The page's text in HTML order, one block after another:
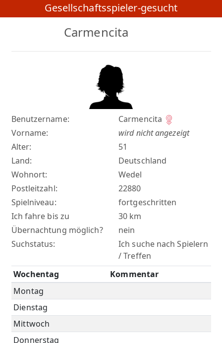
Gesellschaftsspieler-gesucht
Carmencita
Benutzername:
Carmencita
Vorname:
wird nicht angezeigt
Alter:
51
Land:
Deutschland
Wohnort:
Wedel
Postleitzahl:
22880
Spielniveau:
fortgeschritten
Ich fahre bis zu
30 km
Übernachtung möglich?
nein
Suchstatus:
Ich suche nach Spielern
/ Treffen
Wochentag
Kommentar
Montag
Dienstag
Mittwoch
Donnerstag